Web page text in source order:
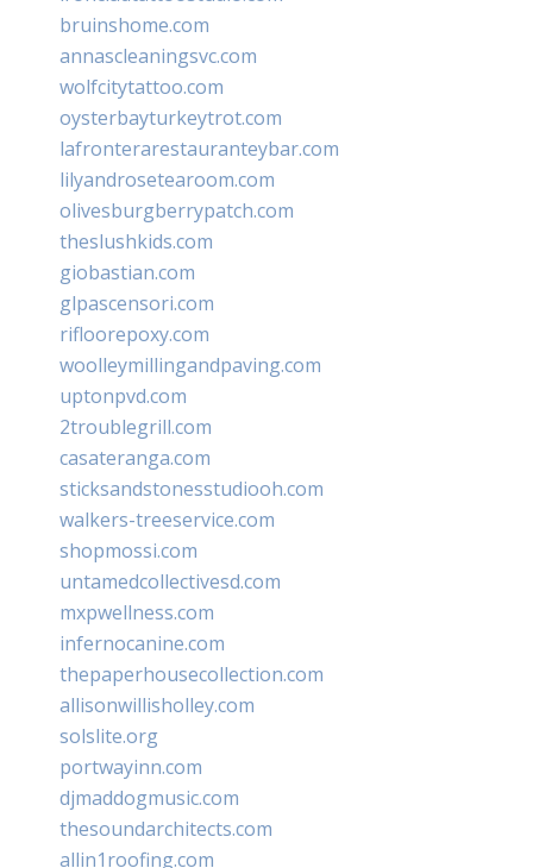
bruinshome.com
annascleaningsvc.com
wolfcitytattoo.com
oysterbayturkeytrot.com
lafronterarestauranteybar.com
lilyandrosetearoom.com
olivesburgberrypatch.com
theslushkids.com
giobastian.com
glpascensori.com
rifloorepoxy.com
woolleymillingandpaving.com
uptonpvd.com
2troublegrill.com
casateranga.com
sticksandstonesstudiooh.com
walkers-treeservice.com
shopmossi.com
untamedcollectivesd.com
mxpwellness.com
infernocanine.com
thepaperhousecollection.com
allisonwillisholley.com
solslite.org
portwayinn.com
djmaddogmusic.com
thesoundarchitects.com
allin1roofing.com